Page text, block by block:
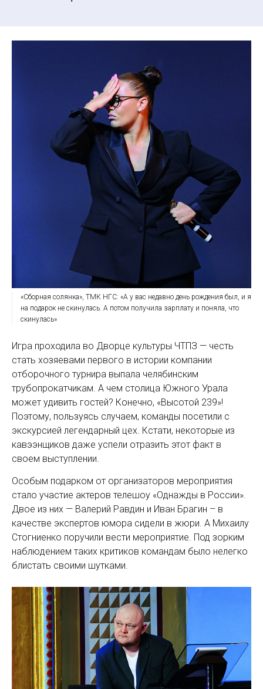
«Сборная солянка», ТМК НГС: «А у вас недавно день рождения был, и я
на подарок не скинулась. А потом получила зарплату и поняла, что
скинулась»
Игра проходила во Дворце культуры ЧТПЗ — честь
стать хозяевами первого в истории компании
отборочного турнира выпала челябинским
трубопрокатчикам. А чем столица Южного Урала
может удивить гостей? Конечно, «Высотой 239»!
Поэтому, пользуясь случаем, команды посетили с
экскурсией легендарный цех. Кстати, некоторые из
кавээнщиков даже успели отразить этот факт в
своем выступлении.
Особым подарком от организаторов мероприятия
стало участие актеров телешоу «Однажды в России».
Двое из них — Валерий Равдин и Иван Брагин – в
качестве экспертов юмора сидели в жюри. А Михаилу
Стогниенко поручили вести мероприятие. Под зорким
наблюдением таких критиков ­командам было нелегко
блистать своими шутками.